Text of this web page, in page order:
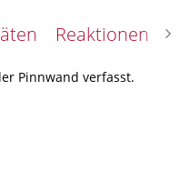
Reaktionen
Pinnwand verfasst.